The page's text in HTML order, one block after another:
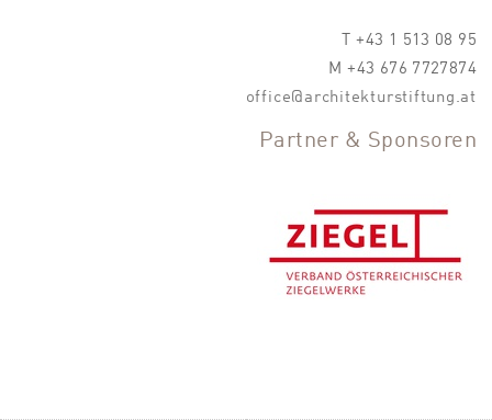
T +43 1 513 08 95
M +43 676 7727874
office@architekturstiftung.at
Partner & Sponsoren